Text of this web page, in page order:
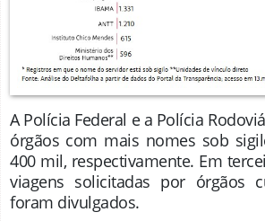
A Polícia Federal e a Polícia
órgãos com mais nomes sob
400 mil, respectivamente. Em
viagens solicitadas por órgãos
foram divulgados.